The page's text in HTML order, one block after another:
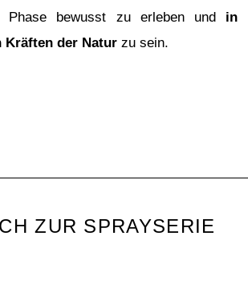
Phase bewusst zu erleben undin
Kräften der Natur zu sein.
ZUR SPRAYSERIE